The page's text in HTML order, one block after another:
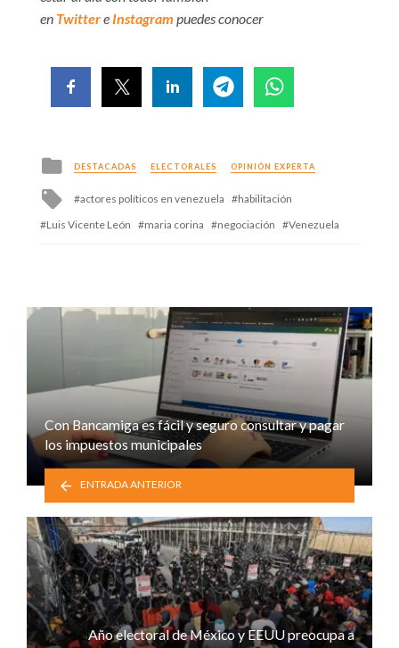
en Twittere Instagram puedes conocer
Posted
in
DESTACADAS ELECTORALES OPINIÓN EXPERTA
Tagged
actores políticos en venezuela
habilitación
Luis Vicente León
maria corina negociación Venezuela
Con Bancamiga es fácil y seguro consultar y pagar
los impuestos municipales
ENTRADA ANTERIOR
Año electoral de México y EEUU preocupa a